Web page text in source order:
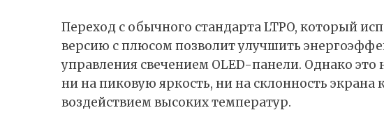
Переход с обычного стандарта LTPO, который
версию с плюсом позволит улучшить
управления свечением OLED-панели. Однако это
ни на пиковую яркость, ни на склонность
воздействием высоких температур.